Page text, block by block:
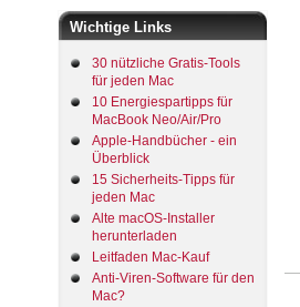
Wichtige Links
30 nützliche Gratis-Tools
für jeden Mac
10 Energiespartipps für
MacBook Neo/Air/Pro
Apple-Handbücher - ein
Überblick
15 Sicherheits-Tipps für
jeden Mac
Alte macOS-Installer
herunterladen
Leitfaden Mac-Kauf
Anti-Viren-Software für den
Mac?